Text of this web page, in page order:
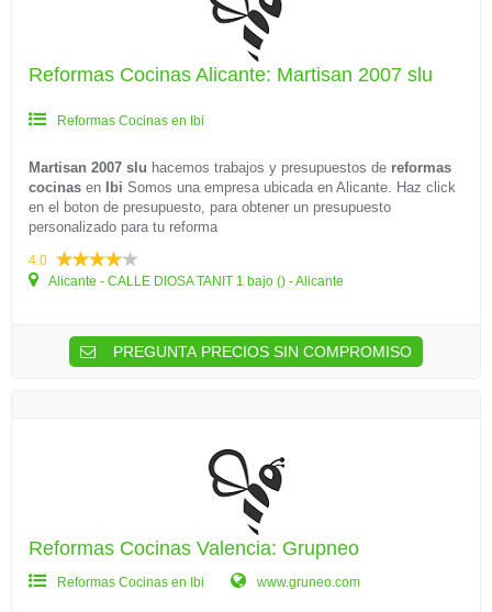
Reformas Cocinas Alicante: Martisan 2007 slu
Reformas Cocinas en Ibi
Martisan 2007 slu hacemos trabajos y presupuestos de reformas
cocinas en Ibi Somos una empresa ubicada en Alicante. Haz click
en el boton de presupuesto, para obtener un presupuesto
personalizado para tu reforma
4.0
Alicante - CALLE DIOSA TANIT 1 bajo () - Alicante
PREGUNTA PRECIOS SIN COMPROMISO
Reformas Cocinas Valencia: Grupneo
Reformas Cocinas en Ibi www.gruneo.com